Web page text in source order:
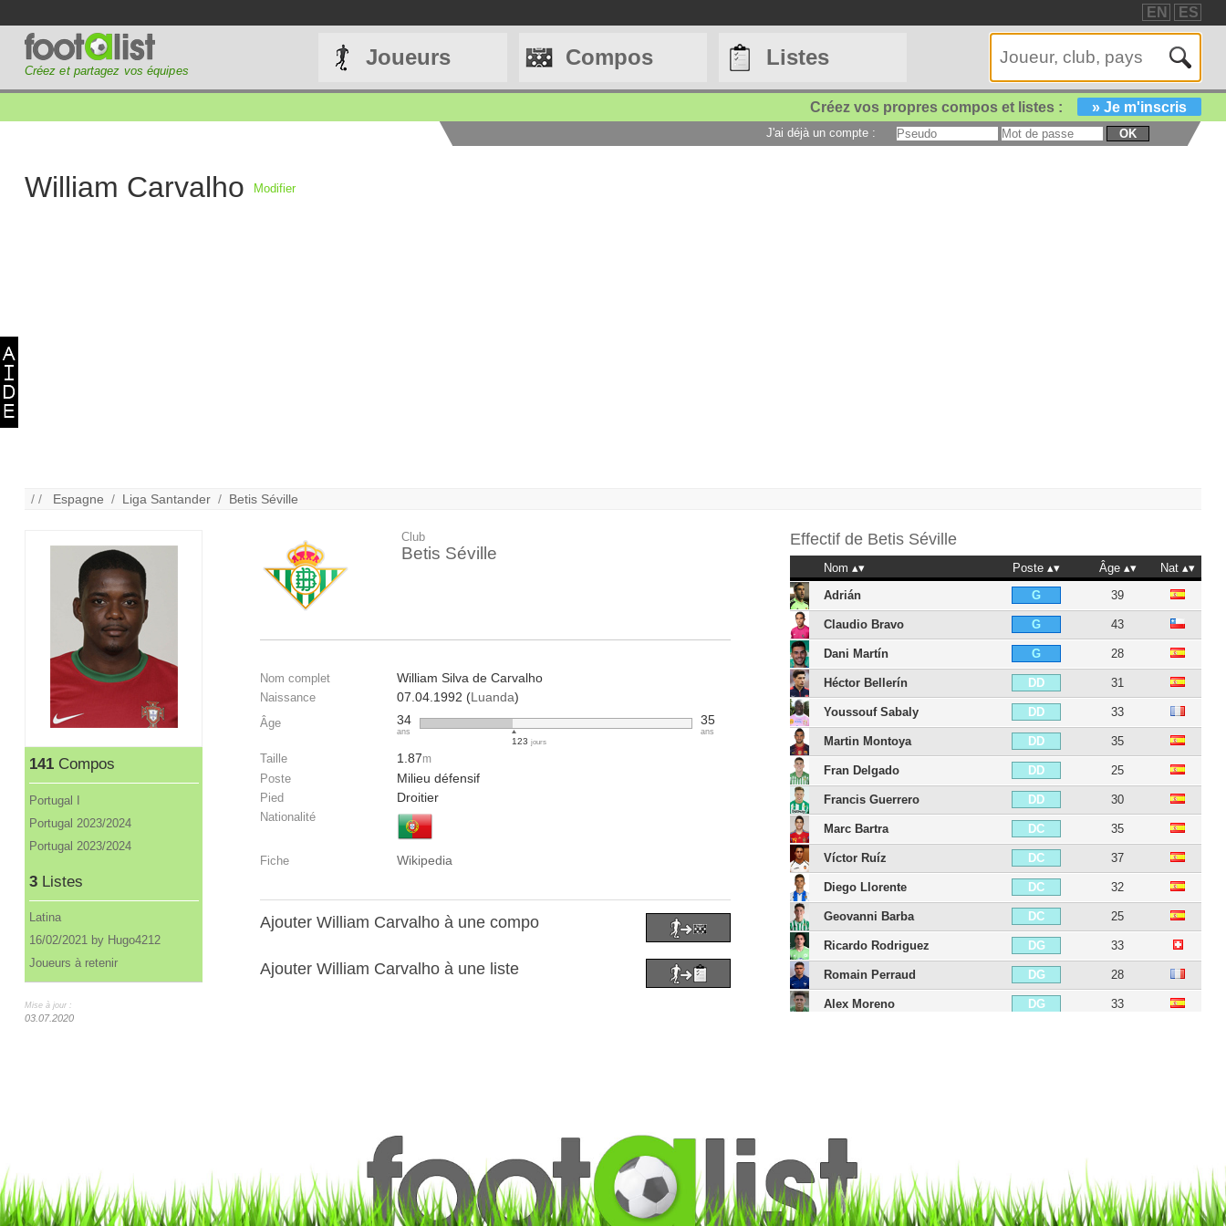
EN ES
Créez et partagez vos équipes
Joueurs Compos Listes
Créez vos propres compos et listes : » Je m'inscris
J'ai déjà un compte : OK
William Carvalho Modifier
/ / Espagne / Liga Santander / Betis Séville
141Compos
Portugal I
Portugal 2023/2024
Portugal 2023/2024
3Listes
Latina
16/02/2021 by Hugo4212
Joueurs à retenir
Mise à jour :
03.07.2020
Club
Betis Séville
Nom complet William Silva de Carvalho
Naissance 07.04.1992 (Luanda)
Âge 34
ans
123 jours
35
ans
Taille 1.87m
Poste Milieu défensif
Pied Droitier
Nationalité
Fiche Wikipedia
Ajouter William Carvalho à une compo
Ajouter William Carvalho à une liste
Effectif de Betis Séville
Nom Poste Âge
Nat
Adrián
G 39
Claudio Bravo G 43
Dani Martín G 28
Héctor Bellerín DD 31
Youssouf Sabaly DD 33
Martin Montoya DD 35
Fran Delgado DD 25
Francis Guerrero DD 30
Marc Bartra DC 35
Víctor Ruíz DC 37
Diego Llorente DC 32
Geovanni Barba DC 25
Ricardo Rodriguez DG 33
Romain Perraud DG 28
Alex Moreno DG 33
Giovani Lo Celso MOC 30
Nabil Fékir MOC 33